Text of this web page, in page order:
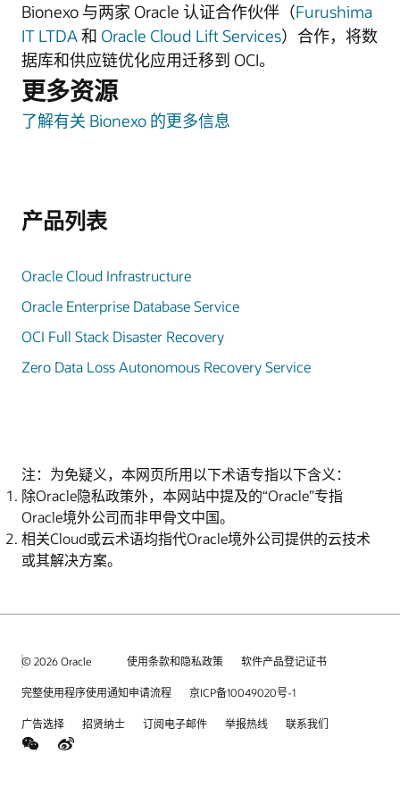
Bionexo 与两家 Oracle 认证合作伙伴（Furushima
IT LTDA和 Oracle Cloud Lift Services）合作，将数
据库和供应链优化应用迁移到 OCI。
更多资源
了解有关 Bionexo 的更多信息
产品列表
Oracle Cloud Infrastructure
Oracle Enterprise Database Service
OCI Full Stack Disaster Recovery
Zero Data Loss Autonomous Recovery Service
注：为免疑义，本网页所用以下术语专指以下含义：
除Oracle隐私政策外，本网站中提及的“Oracle”专指
Oracle境外公司而非甲骨文中国。
相关Cloud或云术语均指代Oracle境外公司提供的云技术
或其解决方案。
© 2026 Oracle 使用条款和隐私政策 软件产品登记证书
完整使用程序使用通知申请流程 京ICP备10049020号-1
广告选择 招贤纳士 订阅电子邮件 举报热线 联系我们
weChatWeibo